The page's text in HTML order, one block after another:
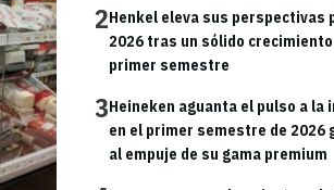
2Henkel eleva sus perspectivas
2026 tras un sólido
primer semestre
3Heineken aguanta el pulso a la
en el primer semestre de 2026
al empuje de su gama premium